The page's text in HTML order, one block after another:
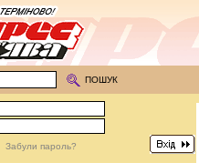
Забули пароль?
ПОШУК